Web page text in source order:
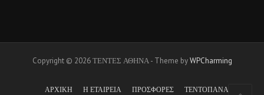
Copyright © 2026 ΤΕΝΤΕΣ ΑΘΗΝΑ - Theme byWPCharming
ΑΡΧΙΚΗ Η ΕΤΑΙΡΕΙΑ ΠΡΟΣΦΟΡΕΣ ΤΕΝΤΟΠΑΝΑ